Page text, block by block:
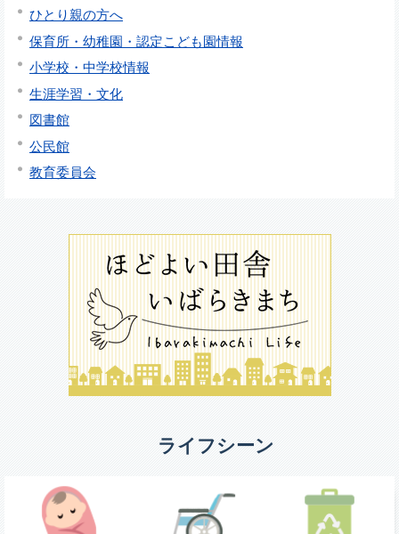
ひとり親の方へ
保育所・幼稚園・認定こども園情報
小学校・中学校情報
生涯学習・文化
図書館
公民館
教育委員会
ライフシーン